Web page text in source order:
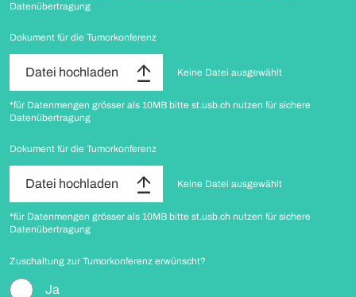
Datenübertragung
Dokument für die Tumorkonferenz
Datei hochladen Keine Datei ausgewählt
*für Datenmengen grösser als 10MB bitte st.usb.ch nutzen für sichere
Datenübertragung
Dokument für die Tumorkonferenz
Datei hochladen Keine Datei ausgewählt
*für Datenmengen grösser als 10MB bitte st.usb.ch nutzen für sichere
Datenübertragung
Zuschaltung zur Tumorkonferenz erwünscht?
Ja